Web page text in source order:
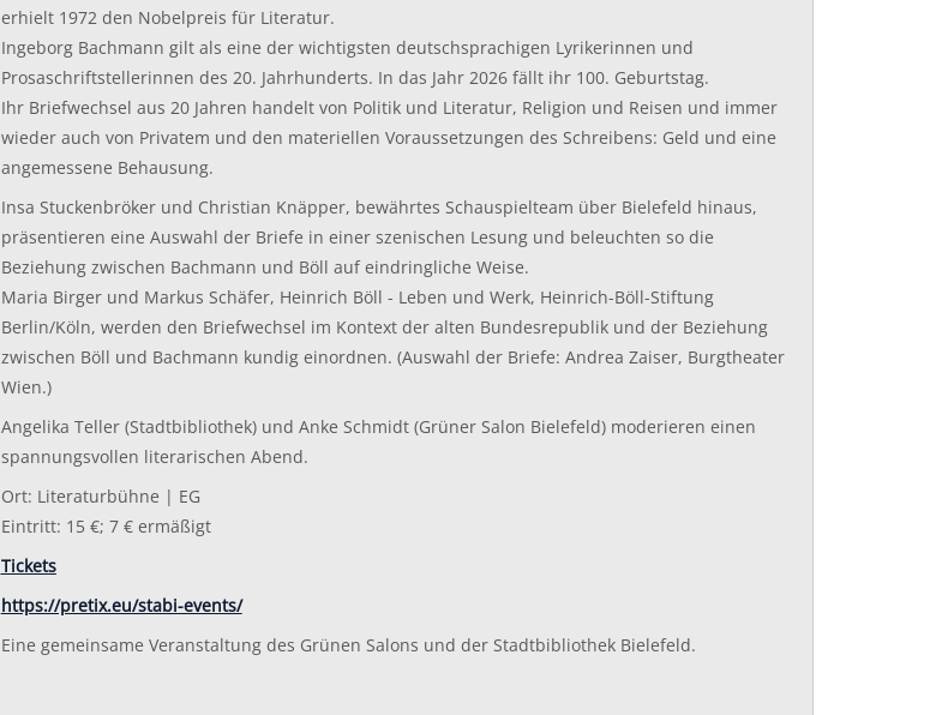
erhielt 1972 den Nobelpreis für Literatur.
Ingeborg Bachmann gilt als eine der wichtigsten deutschsprachigen Lyrikerinnen und
Prosaschriftstellerinnen des 20. Jahrhunderts. In das Jahr 2026 fällt ihr 100. Geburtstag.
Ihr Briefwechsel aus 20 Jahren handelt von Politik und Literatur, Religion und Reisen und immer
wieder auch von Privatem und den materiellen Voraussetzungen des Schreibens: Geld und eine
angemessene Behausung.
Insa Stuckenbröker und Christian Knäpper, bewährtes Schauspielteam über Bielefeld hinaus,
präsentieren eine Auswahl der Briefe in einer szenischen Lesung und beleuchten so die
Beziehung zwischen Bachmann und Böll auf eindringliche Weise.
Maria Birger und Markus Schäfer, Heinrich Böll - Leben und Werk, Heinrich-Böll-Stiftung
Berlin/Köln, werden den Briefwechsel im Kontext der alten Bundesrepublik und der Beziehung
zwischen Böll und Bachmann kundig einordnen. (Auswahl der Briefe: Andrea Zaiser, Burgtheater
Wien.)
Angelika Teller (Stadtbibliothek) und Anke Schmidt (Grüner Salon Bielefeld) moderieren einen
spannungsvollen literarischen Abend.
Ort: Literaturbühne | EG
Eintritt: 15 €; 7 € ermäßigt
Tickets
https://pretix.eu/stabi-events/
Eine gemeinsame Veranstaltung des Grünen Salons und der Stadtbibliothek Bielefeld.